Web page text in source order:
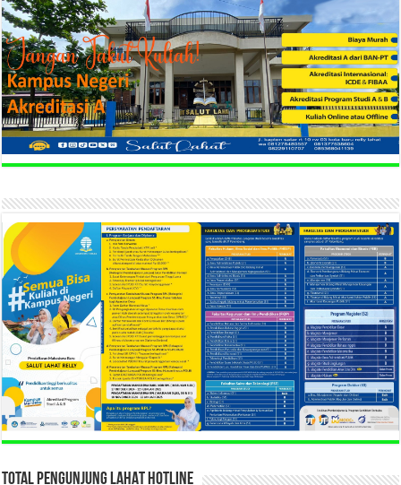
TOTAL PENGUNJUNG LAHAT HOTLINE